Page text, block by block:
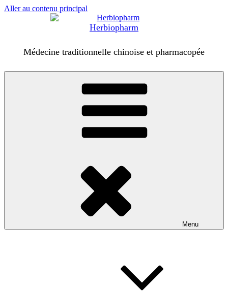
Aller au contenu principal
Herbiopharm
Médecine traditionnelle chinoise et pharmacopée
Menu